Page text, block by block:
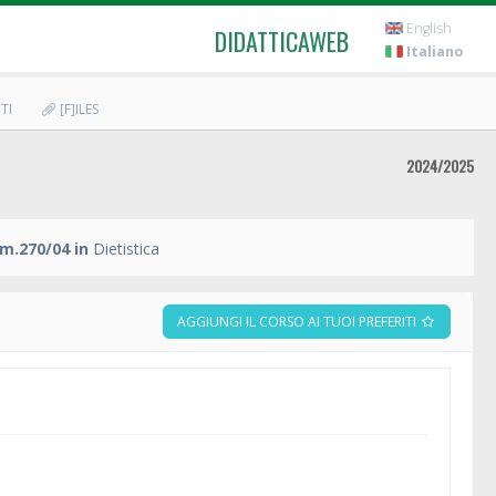
DIDATTICAWEB
English
Italiano
[F]ILES
2024/2025
04 in Dietistica
AGGIUNGI IL CORSO AI TUOI PREFERITI